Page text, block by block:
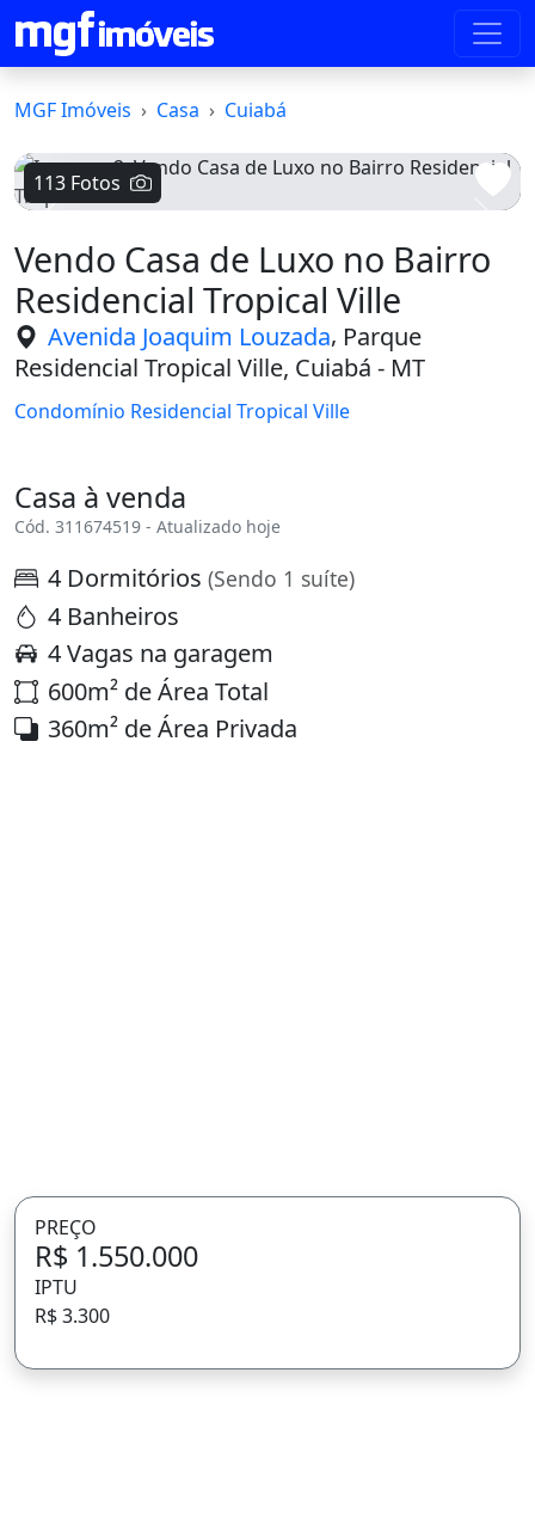
MGF Imóveis Casa Cuiabá
113 Fotos
Vendo Casa de Luxo no Bairro
Residencial Tropical Ville
Avenida Joaquim Louzada, Parque
Residencial Tropical Ville, Cuiabá - MT
Condomínio Residencial Tropical Ville
Casa à venda
Cód. 311674519 - Atualizado hoje
4 Dormitórios (Sendo 1 suíte)
4 Banheiros
4 Vagas na garagem
600m² de Área Total
360m² de Área Privada
PREÇO
R$ 1.550.000
IPTU
R$ 3.300